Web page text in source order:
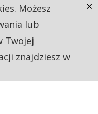
Możesz
lub
Twojej
znajdziesz w
×